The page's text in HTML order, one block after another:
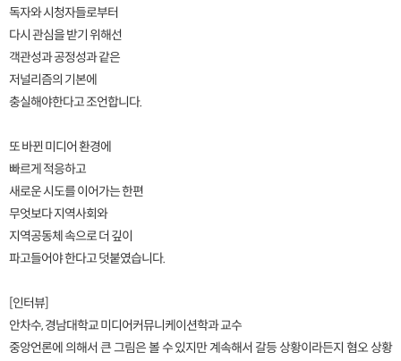
독자와 시청자들로부터
다시 관심을 받기 위해선
객관성과 공정성과 같은
저널리즘의 기본에
충실해야한다고 조언합니다.
또 바뀐 미디어 환경에
빠르게 적응하고
새로운 시도를 이어가는 한편
무엇보다 지역사회와
지역공동체 속으로 더 깊이
파고들어야 한다고 덧붙였습니다.
[인터뷰]
안차수, 경남대학교 미디어커뮤니케이션학과 교수
중앙언론에 의해서 큰 그림은 볼 수 있지만 계속해서 갈등 상황이라든지 혐오 상황